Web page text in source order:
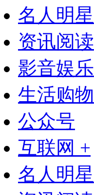
名人明星
资讯阅读
影音娱乐
生活购物
公众号
互联网 +
名人明星